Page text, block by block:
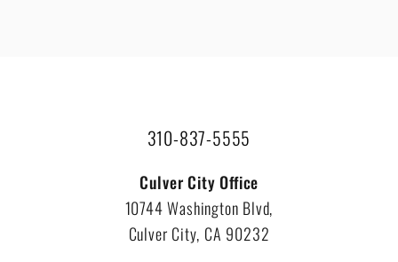
310-837-5555
Culver City Office
10744 Washington Blvd,
Culver City, CA 90232